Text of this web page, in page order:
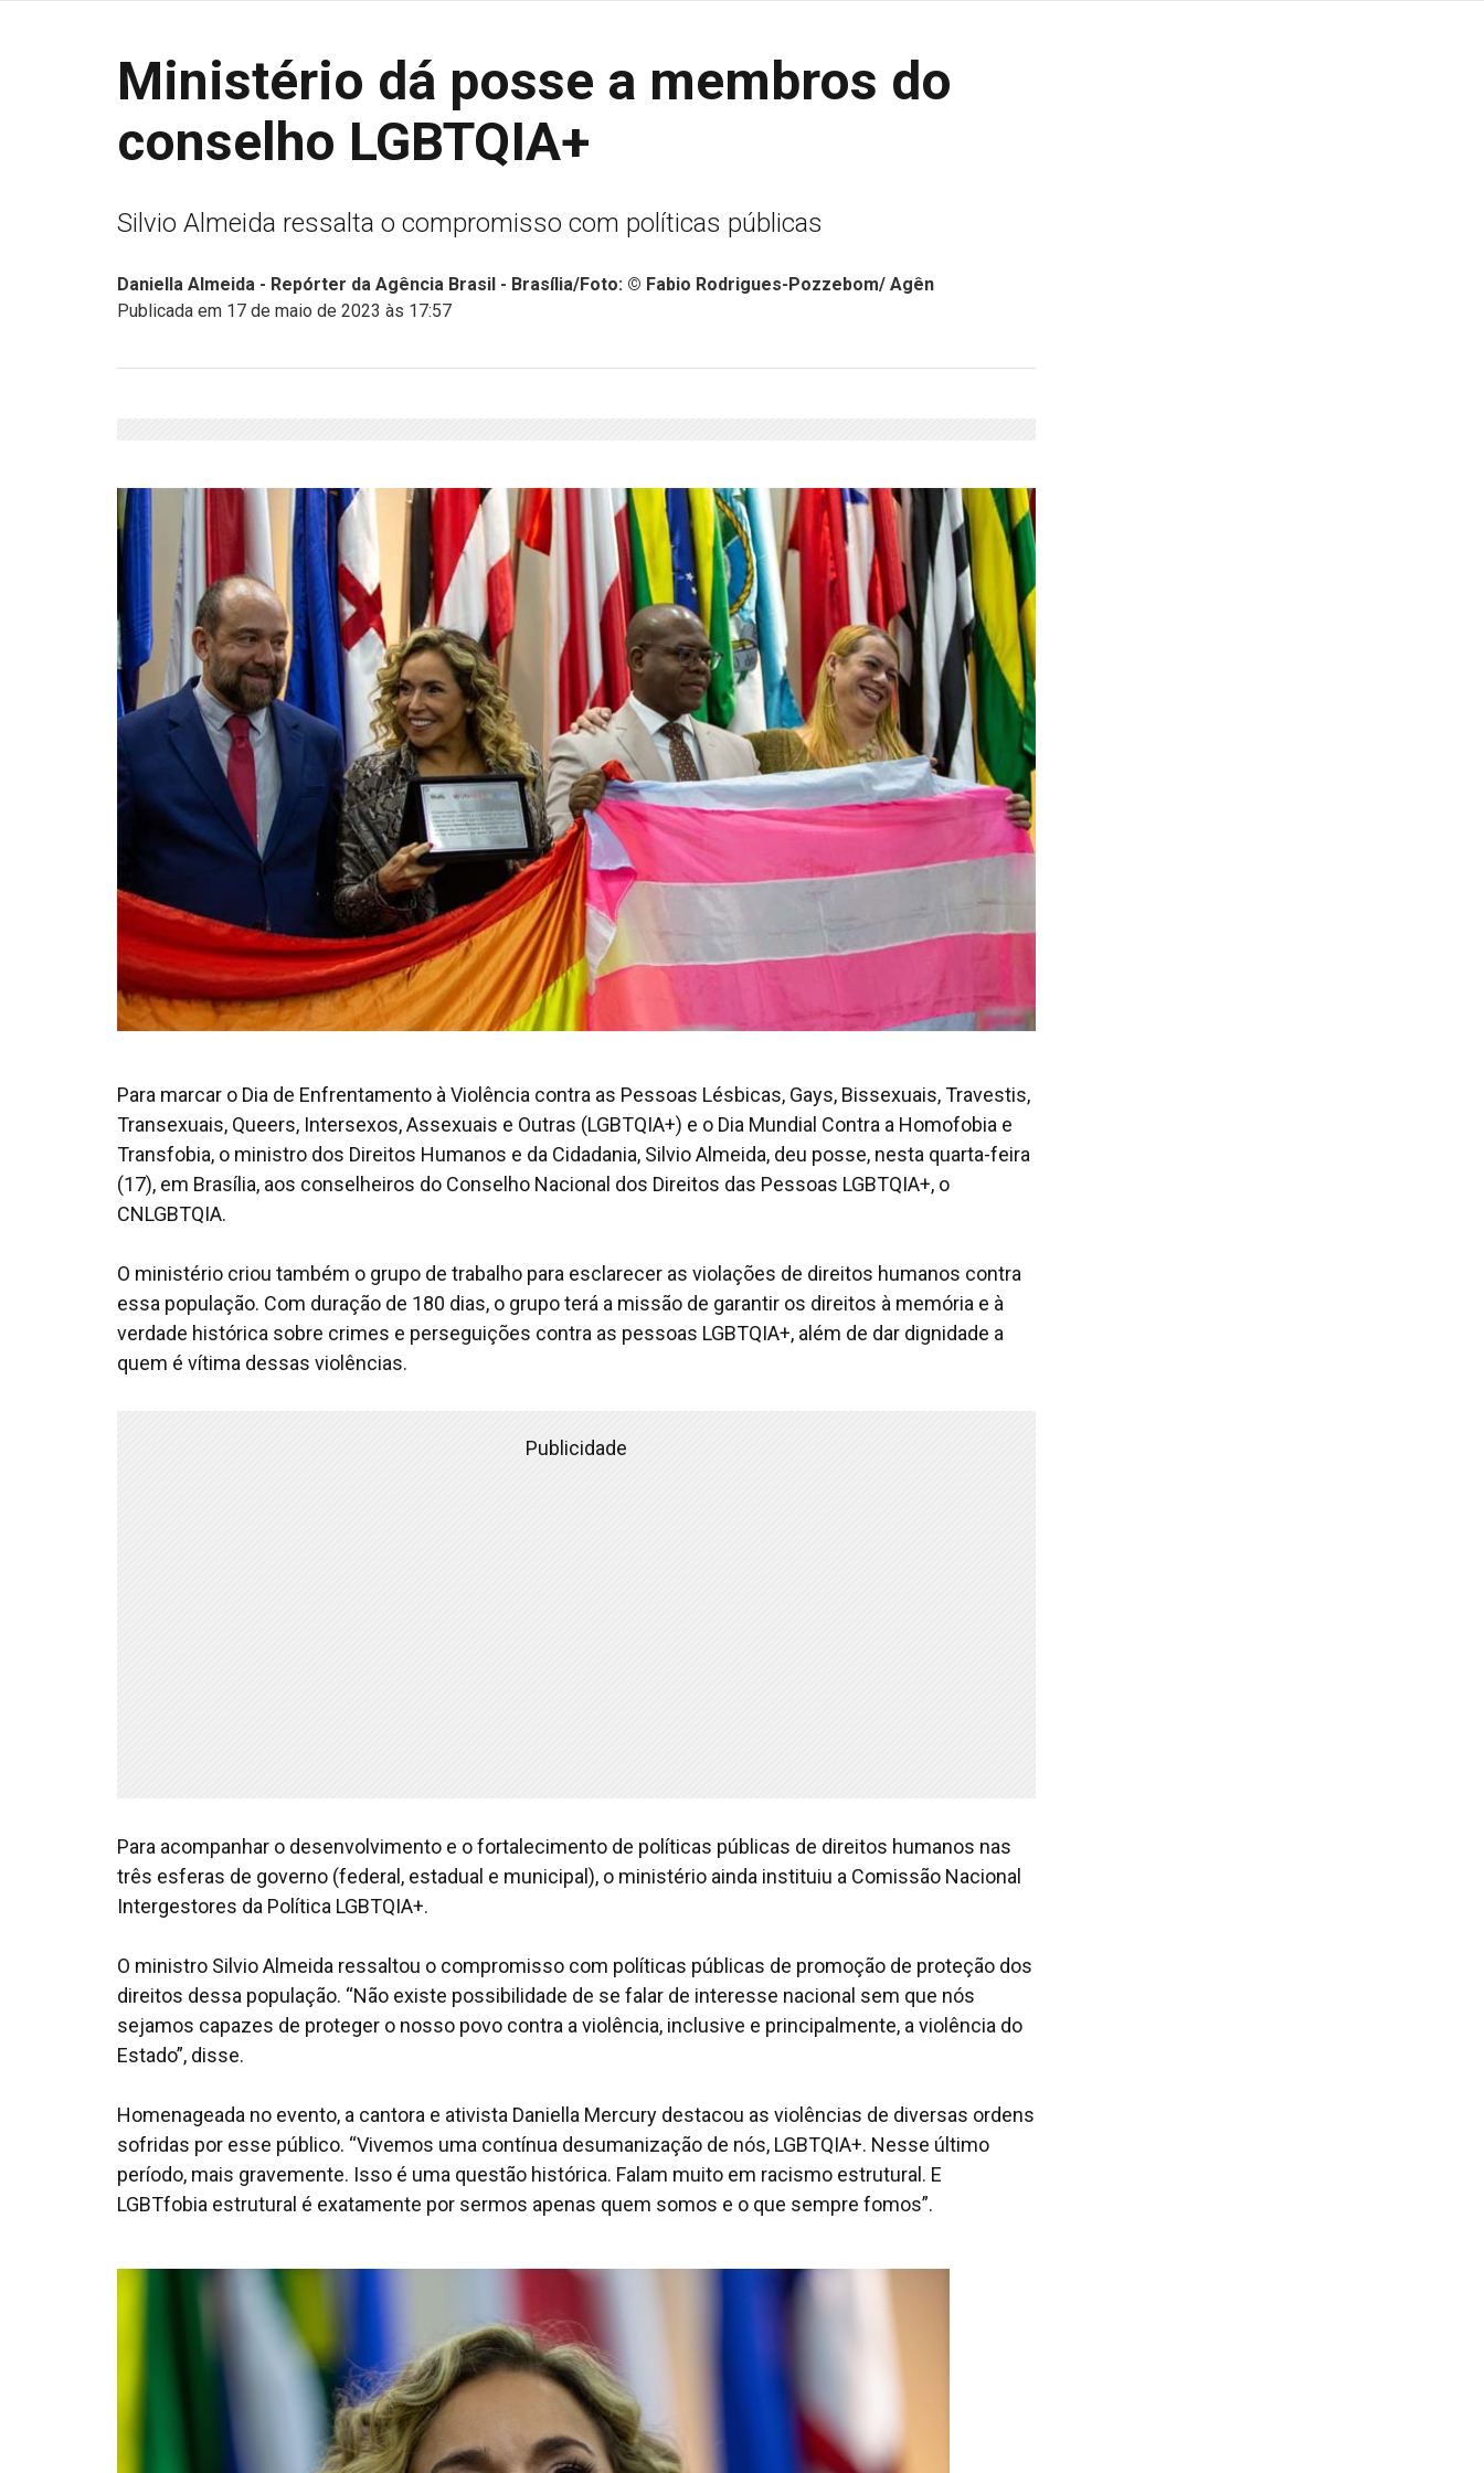
Ministério dá posse a membros do
conselho LGBTQIA+
Silvio Almeida ressalta o compromisso com políticas públicas
Daniella Almeida - Repórter da Agência Brasil - Brasília/Foto: © Fabio Rodrigues-Pozzebom/ Agên
Publicada em 17 de maio de 2023 às 17:57
Para marcar o Dia de Enfrentamento à Violência contra as Pessoas Lésbicas, Gays, Bissexuais, Travestis,
Transexuais, Queers, Intersexos, Assexuais e Outras (LGBTQIA+) e o Dia Mundial Contra a Homofobia e
Transfobia, o ministro dos Direitos Humanos e da Cidadania, Silvio Almeida, deu posse, nesta quarta-feira
(17), em Brasília, aos conselheiros do Conselho Nacional dos Direitos das Pessoas LGBTQIA+, o
CNLGBTQIA.
O ministério criou também o grupo de trabalho para esclarecer as violações de direitos humanos contra
essa população. Com duração de 180 dias, o grupo terá a missão de garantir os direitos à memória e à
verdade histórica sobre crimes e perseguições contra as pessoas LGBTQIA+, além de dar dignidade a
quem é vítima dessas violências.
Publicidade
Para acompanhar o desenvolvimento e o fortalecimento de políticas públicas de direitos humanos nas
três esferas de governo (federal, estadual e municipal), o ministério ainda instituiu a Comissão Nacional
Intergestores da Política LGBTQIA+.
O ministro Silvio Almeida ressaltou o compromisso com políticas públicas de promoção de proteção dos
direitos dessa população. “Não existe possibilidade de se falar de interesse nacional sem que nós
sejamos capazes de proteger o nosso povo contra a violência, inclusive e principalmente, a violência do
Estado”, disse.
Homenageada no evento, a cantora e ativista Daniella Mercury destacou as violências de diversas ordens
sofridas por esse público. “Vivemos uma contínua desumanização de nós, LGBTQIA+. Nesse último
período, mais gravemente. Isso é uma questão histórica. Falam muito em racismo estrutural. E
LGBTfobia estrutural é exatamente por sermos apenas quem somos e o que sempre fomos”.